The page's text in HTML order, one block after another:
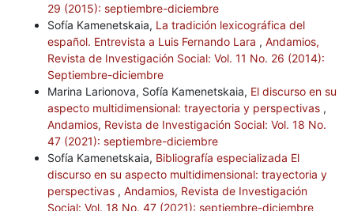
29 (2015): septiembre-diciembre
Sofía Kamenetskaia, La tradición lexicográfica del
español. Entrevista a Luis Fernando Lara , Andamios,
Revista de Investigación Social: Vol. 11 No. 26 (2014):
Septiembre-diciembre
Marina Larionova, Sofía Kamenetskaia, El discurso en su
aspecto multidimensional: trayectoria y perspectivas ,
Andamios, Revista de Investigación Social: Vol. 18 No.
47 (2021): septiembre-diciembre
Sofía Kamenetskaia, Bibliografía especializada El
discurso en su aspecto multidimensional: trayectoria y
perspectivas , Andamios, Revista de Investigación
Social: Vol. 18 No. 47 (2021): septiembre-diciembre